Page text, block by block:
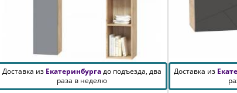
Доставка из Екатеринбургадо подъезда, два
раза в неделю
Доставка из